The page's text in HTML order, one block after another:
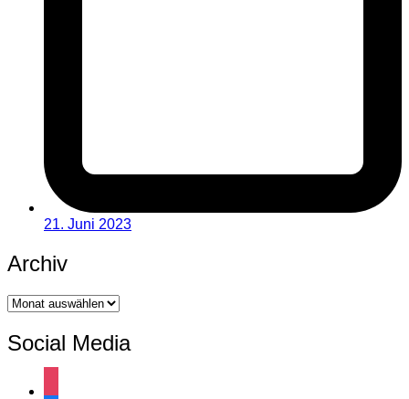
21. Juni 2023
Archiv
Archiv
Social Media